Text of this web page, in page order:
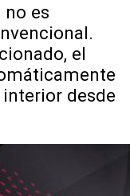
no es
el
desde